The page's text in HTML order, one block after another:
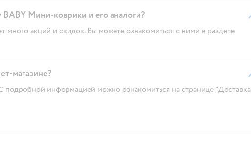
BABY Мини-коврики и его аналоги?
много акций и скидок. Вы можете ознакомиться с ними в разделе
магазине?
подробной информацией можно ознакомиться на странице "Доставка